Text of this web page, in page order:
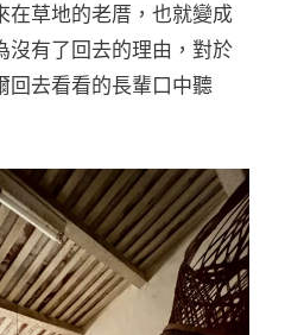
在草地的老厝，也就變成
沒有了回去的理由，對於
回去看看的長輩口中聽